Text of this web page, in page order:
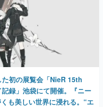
た初の展覧会「NieR 15th
録」池袋にて開催。『ニー
も美しい世界に浸れる。“エ